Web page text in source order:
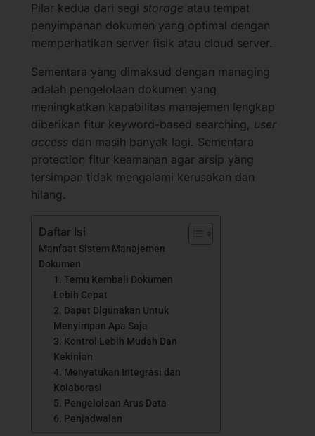
Pilar kedua dari segi storage atau tempat
penyimpanan dokumen yang optimal dengan
memperhatikan server fisik atau cloud server.
Sementara yang dimaksud dengan managing
adalah pengelolaan dokumen yang
meningkatkan kapabilitas manajemen lengkap
diberikan fitur keyword-based searching, user
access dan masih banyak lagi. Sementara
protection fitur keamanan agar arsip yang
tersimpan tidak mengalami kerusakan dan
hilang.
Daftar Isi
Manfaat Sistem Manajemen
Dokumen
1. Temu Kembali Dokumen
Lebih Cepat
2. Dapat Digunakan Untuk
Menyimpan Apa Saja
3. Kontrol Lebih Mudah Dan
Kekinian
4. Menyatukan Integrasi dan
Kolaborasi
5. Pengelolaan Arus Data
6. Penjadwalan